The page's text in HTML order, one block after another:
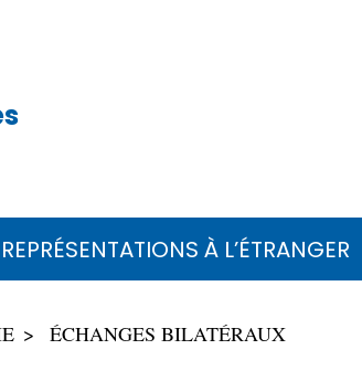
REPRÉSENTATIONS À L’ÉTRANGER
ÉCHANGES BILATÉRAUX